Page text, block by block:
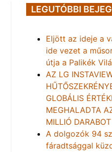
LEGUTÓBBI
Eljött az ideje a
ide vezet a
útja a Palikék
AZ LG
GLOBÁLIS
MEGHALADTA
MILLIÓ DARABOT
A dolgozók 94
fáradtsággal